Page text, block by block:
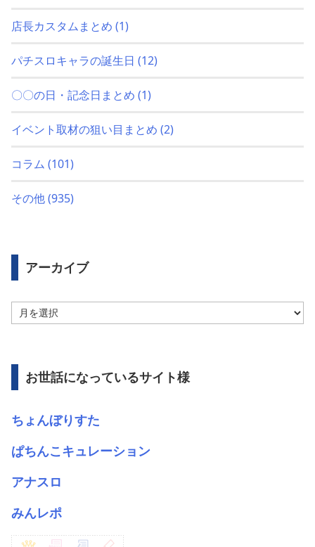
店長カスタムまとめ (1)
パチスロキャラの誕生日 (12)
〇〇の日・記念日まとめ (1)
イベント取材の狙い目まとめ (2)
コラム (101)
その他(935)
アーカイブ
ー
ブ
お世話になっているサイト様
ちょんぼりすた
ぱちんこキュレーション
アナスロ
みんレポ